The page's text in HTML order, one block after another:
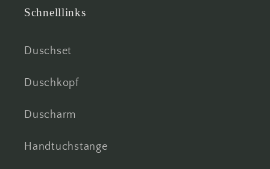
Schnelllinks
Duschset
Duschkopf
Duscharm
Handtuchstange